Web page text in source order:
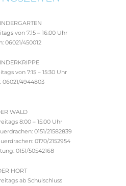
von 7:15 – 16:00 Uhr
06021/450012
von 7:15 – 15:30 Uhr
06021/4944803
WALD
8:00 – 15:00 Uhr
0151/21582839
0170/2152954
0151/50542168
HORT
ab Schulschluss